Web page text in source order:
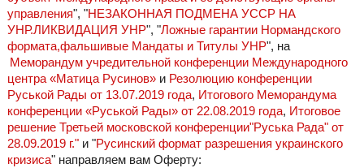
управления", "НЕЗАКОННАЯ ПОДМЕНА УССР НА
УНР.ЛИКВИДАЦИЯ УНР", "Ложные гарантии Нормандского
формата,фальшивые Мандаты и Титулы УНР", на
Меморандум учредительной конференции Международного
центра «Матица Русинов»и Резолюцию конференции
Руськой Рады от 13.07.2019 года, Итогового Меморандума
конференции «Руськой Рады» от 22.08.2019 года, Итоговое
решение Третьей московской конференции"Руська Рада" от
28.09.2019 г."и "Русинский формат разрешения украинского
кризиса" направляем вам Оферту: